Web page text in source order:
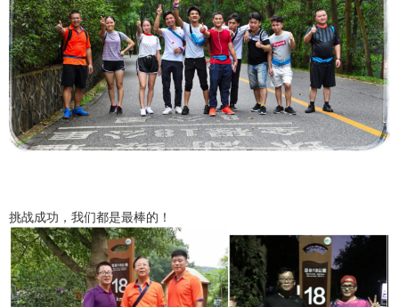
挑战成功，我们都是最棒的！